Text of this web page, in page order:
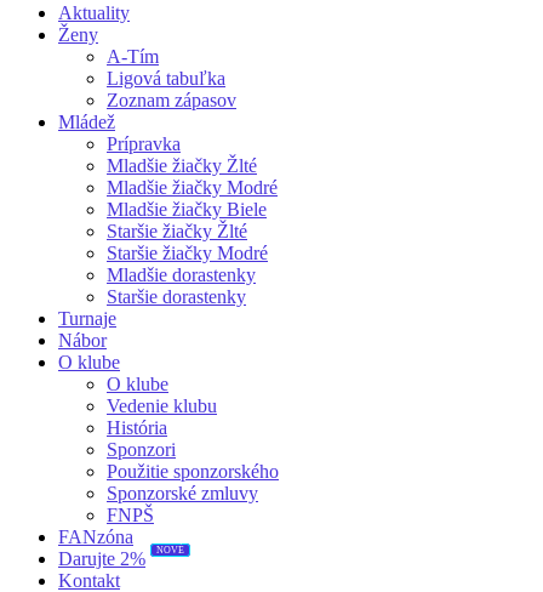
Aktuality
Ženy
A-Tím
Ligová tabuľka
Zoznam zápasov
Mládež
Prípravka
Mladšie žiačky Žlté
Mladšie žiačky Modré
Mladšie žiačky Biele
Staršie žiačky Žlté
Staršie žiačky Modré
Mladšie dorastenky
Staršie dorastenky
Turnaje
Nábor
O klube
O klube
Vedenie klubu
História
Sponzori
Použitie sponzorského
Sponzorské zmluvy
FNPŠ
FANzóna
Darujte 2%
NOVÉ
Kontakt